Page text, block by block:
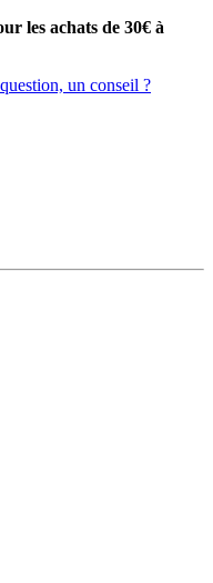
les achats de 30€ à
un conseil ?